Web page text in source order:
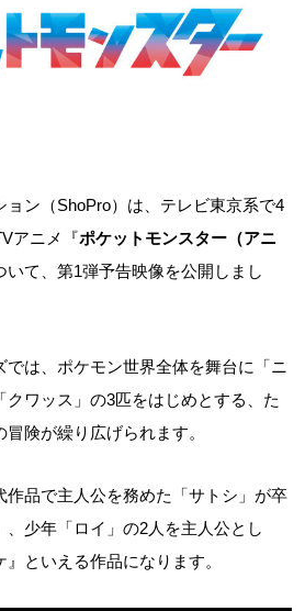
ン（ShoPro）は、テレビ東京系で4
アニメ『ポケットモンスター（アニ
いて、第1弾予告映像を公開しまし
では、ポケモン世界全体を舞台に「ニ
クワッス」の3匹をはじめとする、た
険が繰り広げられます。
作品で主人公を務めた「サトシ」が卒
少年「ロイ」の2人を主人公とし
といえる作品になります。